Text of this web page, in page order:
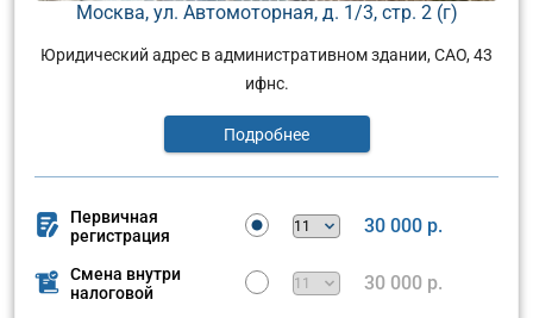
Москва, ул. Автомоторная, д. 1/3, стр. 2 (г)
Юридический адрес в административном здании, САО, 43
ифнс.
Подробнее
Первичная
регистрация
30 000 р.
Смена внутри
налоговой
30 000 р.